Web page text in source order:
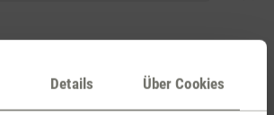
Details Über Cookies
(0)